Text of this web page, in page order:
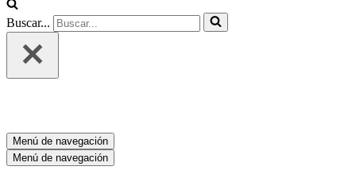
Buscar...
Menú de navegación
Menú de navegación